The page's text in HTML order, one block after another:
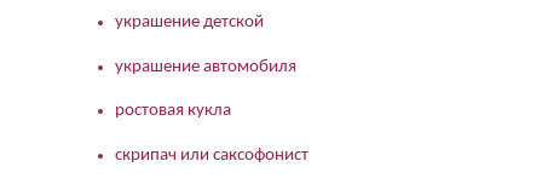
украшение детской
украшение автомобиля
ростовая кукла
скрипач или саксофонист